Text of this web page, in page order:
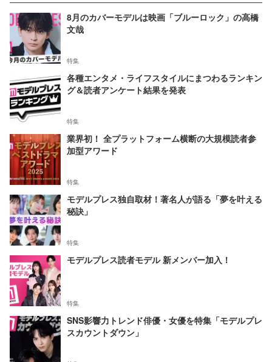
8月のカバーモデルは映画「ブルーロック」の高橋
文哉
特集
各種エンタメ・ライフスタイルにまつわるランキン
グ＆読者アンケート結果を発表
特集
業界初！ 全プラットフォーム横断の大規模読者参
加型アワード
特集
モデルプレス独自取材！著名人が語る「夢を叶える
秘訣」
特集
モデルプレス読者モデル 新メンバー加入！
特集
SNS影響力トレンド俳優・女優を特集「モデルプレ
スカウントダウン」